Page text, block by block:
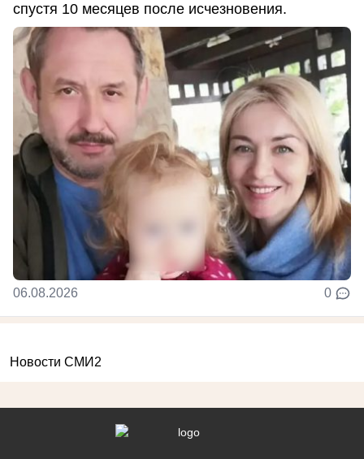
спустя 10 месяцев после исчезновения.
06.08.2026 0
Новости СМИ2